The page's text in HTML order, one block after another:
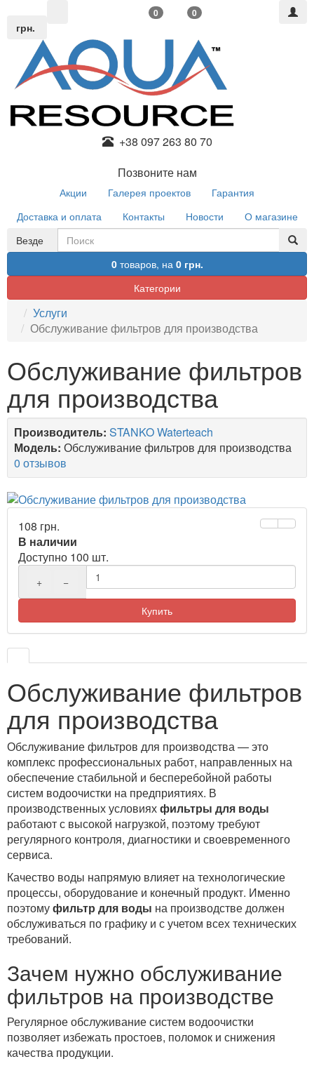
грн.
0 0
+38 097 263 80 70
Позвоните нам
Акции Галерея проектов
Гарантия
Доставка и оплата
Контакты Новости
О магазине
Везде
0товаров, на 0 грн.
Категории
Услуги
Обслуживание фильтров для производства
Обслуживание фильтров
для производства
Производитель: STANKO Waterteach
Модель: Обслуживание фильтров для производства
0 отзывов
108 грн.
В наличии
Доступно 100 шт.
+ −
Купить
Обслуживание фильтров
для производства
Обслуживание фильтров для производства — это
комплекс профессиональных работ, направленных на
обеспечение стабильной и бесперебойной работы
систем водоочистки на предприятиях. В
производственных условияхфильтры для воды
работают с высокой нагрузкой, поэтому требуют
регулярного контроля, диагностики и своевременного
сервиса.
Качество воды напрямую влияет на технологические
процессы, оборудование и конечный продукт. Именно
поэтомуфильтр для воды на производстве должен
обслуживаться по графику и с учетом всех технических
требований.
Зачем нужно обслуживание
фильтров на производстве
Регулярное обслуживание систем водоочистки
позволяет избежать простоев, поломок и снижения
качества продукции.